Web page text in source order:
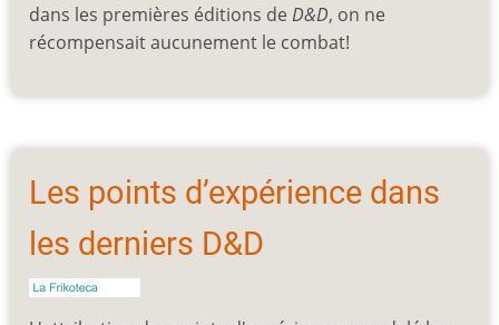
dans les premières éditions de D&D, on ne
récompensait aucunement le combat!
Les points d’expérience dans
les derniers D&D